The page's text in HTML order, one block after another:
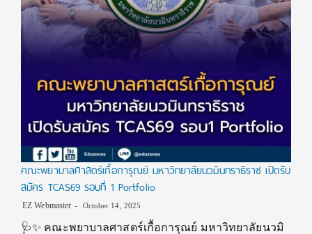
คณะพยาบาลศาสตร์เกื้อการุณย์ มหาวิทยาลัยนวมินทราธิราช เปิดรับ
สมัคร TCAS69 รอบที่ 1 Portfolio
EZ Webmaster October 14, 2025
🩺✨ คณะพยาบาลศาสตร์เกื้อการุณย์ มหาวิทยาลัยนวมิ